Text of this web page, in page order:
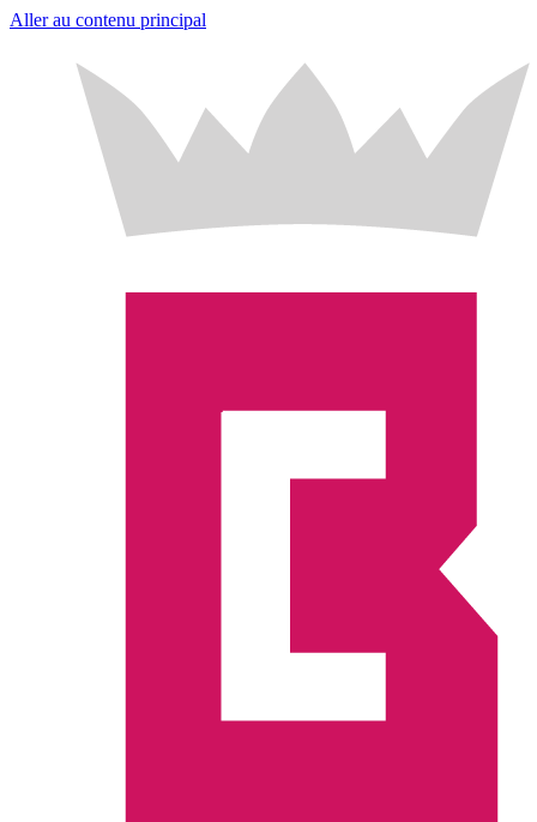
Aller au contenu principal